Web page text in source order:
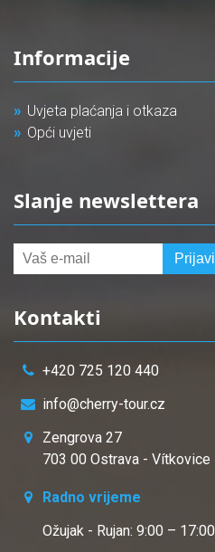
Informacije
Uvjeta plaćanja i otkaza
Opći uvjeti
Slanje newslettera
Kontakti
+420 725 120 440
info@cherry-tour.cz
Zengrova 27
703 00 Ostrava - Vítkovice
Radno vrijeme
Ožujak - Rujan: 9:00 – 17:00